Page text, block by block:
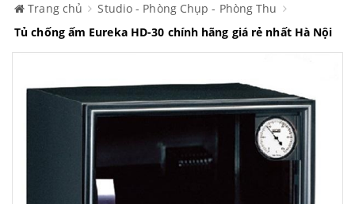
Trang chủ
Studio - Phòng Chụp - Phòng Thu
Tủ chống ấm Eureka HD-30 chính hãng giá rẻ nhất Hà Nội